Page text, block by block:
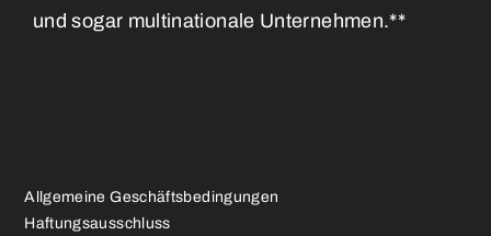
und sogar multinationale Unternehmen.**
Allgemeine Geschäftsbedingungen
Haftungsausschluss